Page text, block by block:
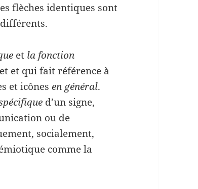
flèches identiques sont
et la fonction
et qui fait référence à
et icônesen général.
d’un signe,
ou de
socialement,
comme la